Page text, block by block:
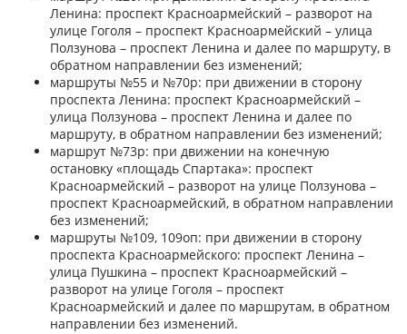
Ленина: проспект Красноармейский – разворот на
улице Гоголя – проспект Красноармейский – улица
Ползунова – проспект Ленина и далее по маршруту, в
обратном направлении без изменений;
маршруты №55 и №70р: при движении в сторону
проспекта Ленина: проспект Красноармейский –
улица Ползунова – проспект Ленина и далее по
маршруту, в обратном направлении без изменений;
маршрут №73р: при движении на конечную
остановку «площадь Спартака»: проспект
Красноармейский – разворот на улице Ползунова –
проспект Красноармейский, в обратном направлении
без изменений;
маршруты №109, 109оп: при движении в сторону
проспекта Красноармейского: проспект Ленина –
улица Пушкина – проспект Красноармейский –
разворот на улице Гоголя – проспект
Красноармейский и далее по маршрутам, в обратном
направлении без изменений.